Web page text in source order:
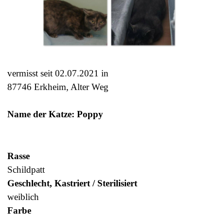
vermisst seit 02.07.2021 in
87746 Erkheim, Alter Weg
Name der Katze: Poppy
Rasse
Schildpatt
Geschlecht, Kastriert / Sterilisiert
weiblich
Farbe